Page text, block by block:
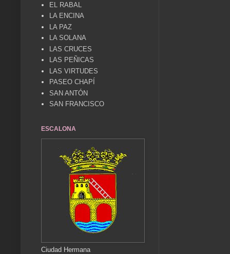
EL RABAL
LA ENCINA
LA PAZ
LA SOLANA
LAS CRUCES
LAS PEÑICAS
LAS VIRTUDES
PASEO CHAPÍ
SAN ANTÓN
SAN FRANCISCO
ESCALONA
Ciudad Hermana